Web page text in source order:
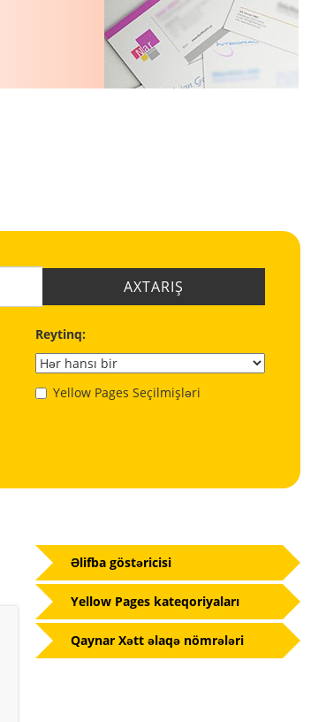
AXTARIŞ
Reytinq:
Yellow Pages Seçilmişləri
Əlifba göstəricisi
Yellow Pages kateqoriyaları
Qaynar Xətt əlaqə nömrələri